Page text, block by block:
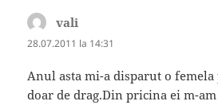
vali
28.07.2011 la 14:31
Anul asta mi-a disparut o femela
doar de drag.Din pricina ei m-am